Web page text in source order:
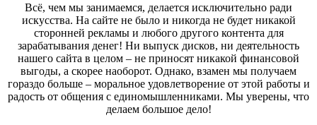
Всё, чем мы занимаемся, делается исключительно ради
искусства. На сайте не было и никогда не будет никакой
сторонней рекламы и любого другого контента для
зарабатывания денег! Ни выпуск дисков, ни деятельность
нашего сайта в целом – не приносят никакой финансовой
выгоды, а скорее наоборот. Однако, взамен мы получаем
гораздо больше – моральное удовлетворение от этой работы и
радость от общения с единомышленниками. Мы уверены, что
делаем большое дело!